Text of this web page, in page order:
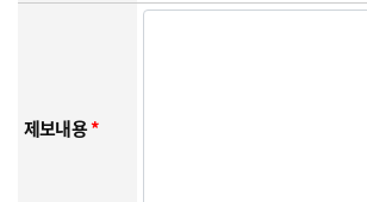
제보내용*